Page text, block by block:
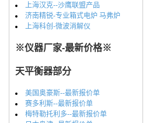
上海汉克--沙鹰联盟产品
济南精锐-专业箱式电炉 马弗炉
上海科创-微波消解仪
※仪器厂家-最新价格※
天平衡器部分
美国奥豪斯--最新报价单
赛多利斯--最新报价单
梅特勒托利多--最新报价单